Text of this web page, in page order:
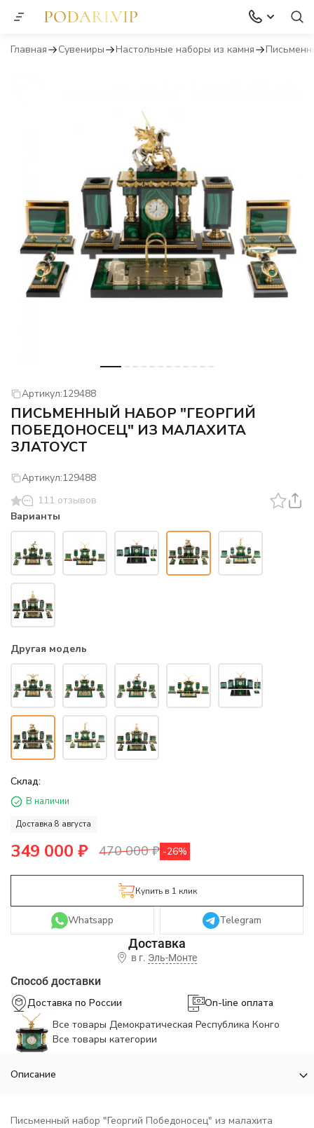
Главная Сувениры Настольные наборы из камня
Артикул:129488
ПИСЬМЕННЫЙ НАБОР "ГЕОРГИЙ
ПОБЕДОНОСЕЦ" ИЗ МАЛАХИТА
ЗЛАТОУСТ
Артикул:129488
111 отзывов
Варианты
Другая модель
Склад:
В наличии
Доставка 8 августа
349 000 ₽ 470 000₽ -26%
Купить в 1 клик
Whatsapp Telegram
в г. Эль-Монте
Способ доставки
Доставка по России
On-line оплата
Все товары Демократическая Республика Конго
Все товары категории
Описание
Письменный набор "Георгий Победоносец" из малахита